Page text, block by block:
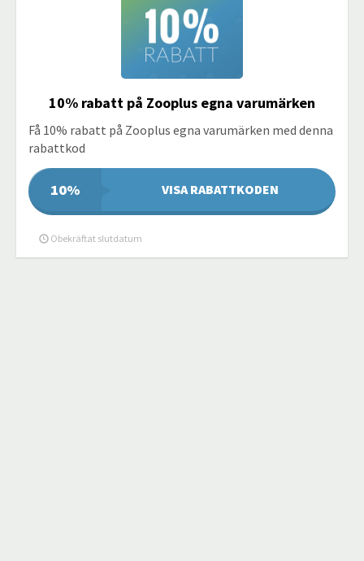
10% rabatt på Zooplus egna varumärken
Få 10% rabatt på Zooplus egna varumärken med denna
rabattkod
10% VISA RABATTKODEN
Obekräftat slutdatum